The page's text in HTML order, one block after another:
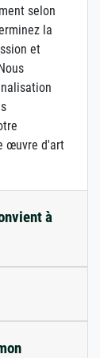
selon
la
et
œuvre d'art
à